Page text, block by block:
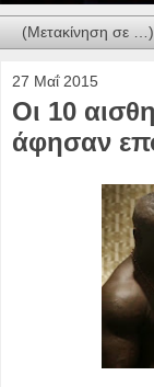
27 Μαΐ 2015
Oι 10
άφησαν